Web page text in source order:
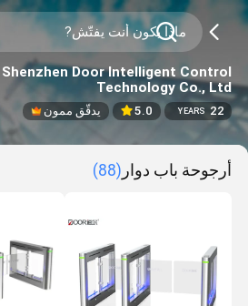
Shenzhen Door Intelligent Control
Technology Co., Ltd
22
YEARS
5.0 يدقّق ممون
أرجوحة باب دوار (88)